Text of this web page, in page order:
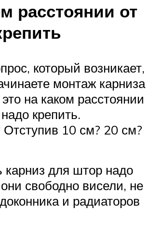
расстоянии от
который возникает,
монтаж карниза
на каком расстоянии
надо крепить.
10 см? 20 см?
карниз для штор надо
свободно висели, не
и радиаторов